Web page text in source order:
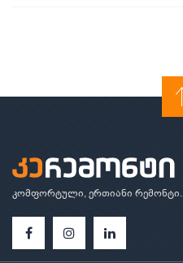
კომფორტული, ერთიანი რემონტი.